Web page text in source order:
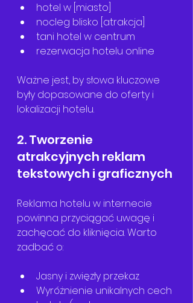
hotel w [miasto]
nocleg blisko [atrakcja]
tani hotel w centrum
rezerwacja hotelu online
Ważne jest, by słowa kluczowe
były dopasowane do oferty i
lokalizacji hotelu.
2. Tworzenie
atrakcyjnych reklam
tekstowych i graficznych
Reklama hotelu w internecie
powinna przyciągać uwagę i
zachęcać do kliknięcia. Warto
zadbać o:
Jasny i zwięzły przekaz
Wyróżnienie unikalnych cech